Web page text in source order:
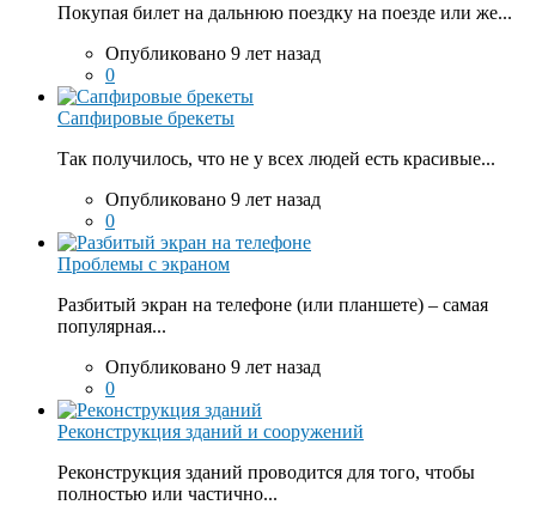
Покупая билет на дальнюю поездку на поезде или же...
Опубликовано 9 лет назад
0
Сапфировые брекеты
Так получилось, что не у всех людей есть красивые...
Опубликовано 9 лет назад
0
Проблемы с экраном
Разбитый экран на телефоне (или планшете) – самая
популярная...
Опубликовано 9 лет назад
0
Реконструкция зданий и сооружений
Реконструкция зданий проводится для того, чтобы
полностью или частично...